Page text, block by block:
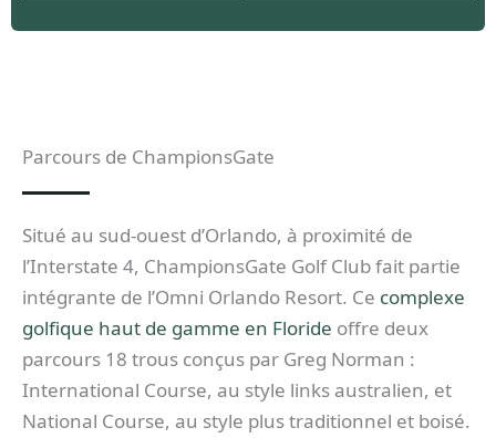
Parcours de ChampionsGate
Situé au sud-ouest d’Orlando, à proximité de
l’Interstate 4, ChampionsGate Golf Club fait partie
intégrante de l’Omni Orlando Resort. Ce complexe
golfique haut de gamme en Floride offre deux
parcours 18 trous conçus par Greg Norman :
International Course, au style links australien, et
National Course, au style plus traditionnel et boisé.